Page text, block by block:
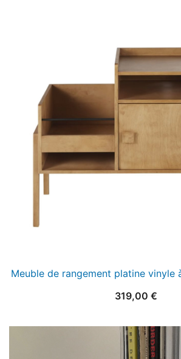
Meuble de rangement platine vinyle
319,00 €